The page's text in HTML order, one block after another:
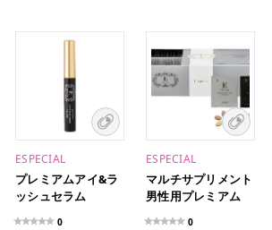
ESPECIAL
プレミアムアイ&ラ
ッシュセラム
0
ESPECIAL
マルチサプリメント
男性用プレミアム
0